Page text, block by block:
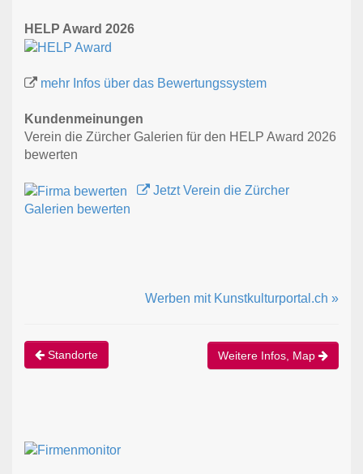
HELP Award 2026
mehr Infos über das Bewertungssystem
Kundenmeinungen
Verein die Zürcher Galerien für den HELP Award 2026
bewerten
Jetzt Verein die Zürcher
Galerien bewerten
Werben mit Kunstkulturportal.ch »
Standorte Weitere Infos, Map